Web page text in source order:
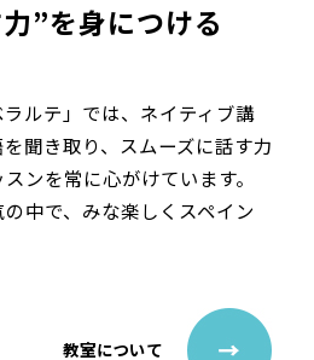
”を身につける
ルテ」では、ネイティブ講
聞き取り、スムーズに話す力
ンを常に心がけています。
中で、みな楽しくスペイン
教室について